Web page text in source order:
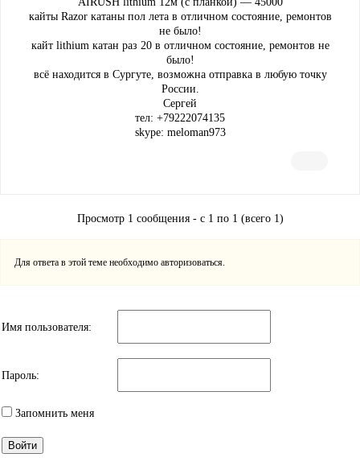
кайты Razor катаны пол лета в отличном состояние, ремонтов
не было!
кайт lithium катан раз 20 в отличном состояние, ремонтов не
было!
всё находится в Сургуте, возможна отправка в любую точку
России.
Сергей
тел: +79222074135
skype: meloman973
Просмотр 1 сообщения - с 1 по 1 (всего 1)
Для ответа в этой теме необходимо авторизоваться.
Имя пользователя:
Пароль:
Запомнить меня
Войти